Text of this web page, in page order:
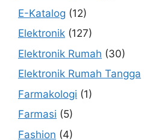
E-Katalog (12)
Elektronik (127)
Elektronik Rumah (30)
Elektronik Rumah Tangga
Farmakologi (1)
Farmasi (5)
Fashion (4)